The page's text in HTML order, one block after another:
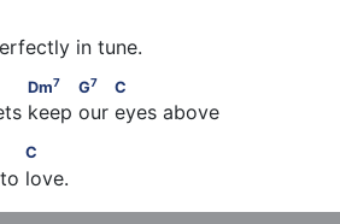
G
in tune.
Dm7
Dm7 G7 C
keep our eyes above
C
C
love.